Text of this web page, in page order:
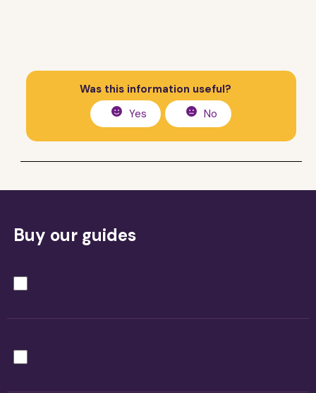
Was this information useful?
Yes
No
Buy our guides